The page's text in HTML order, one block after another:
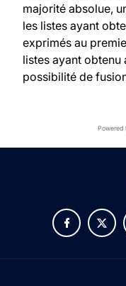
majorité absolue,
les listes ayant
exprimés au
listes ayant obtenu
possibilité de
Powered